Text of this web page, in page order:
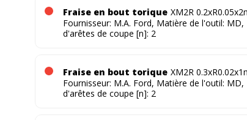
Fraise en bout torique XM2R
Fournisseur: M.A. Ford, Matière de l'outil:
d'arêtes de coupe [n]: 2
Fraise en bout torique XM2R
Fournisseur: M.A. Ford, Matière de l'outil:
d'arêtes de coupe [n]: 2